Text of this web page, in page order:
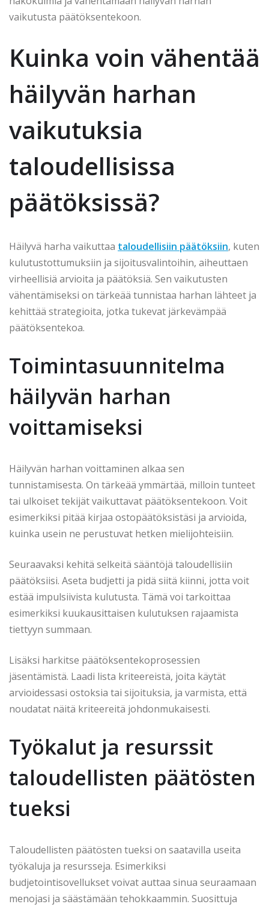
vaikutusta päätöksentekoon.
Kuinka voin vähentää
häilyvän harhan
vaikutuksia
taloudellisissa
päätöksissä?
Häilyvä harha vaikuttaa taloudellisiin päätöksiin, kuten
kulutustottumuksiin ja sijoitusvalintoihin, aiheuttaen
virheellisiä arvioita ja päätöksiä. Sen vaikutusten
vähentämiseksi on tärkeää tunnistaa harhan lähteet ja
kehittää strategioita, jotka tukevat järkevämpää
päätöksentekoa.
Toimintasuunnitelma
häilyvän harhan
voittamiseksi
Häilyvän harhan voittaminen alkaa sen
tunnistamisesta. On tärkeää ymmärtää, milloin tunteet
tai ulkoiset tekijät vaikuttavat päätöksentekoon. Voit
esimerkiksi pitää kirjaa ostopäätöksistäsi ja arvioida,
kuinka usein ne perustuvat hetken mielijohteisiin.
Seuraavaksi kehitä selkeitä sääntöjä taloudellisiin
päätöksiisi. Aseta budjetti ja pidä siitä kiinni, jotta voit
estää impulsiivista kulutusta. Tämä voi tarkoittaa
esimerkiksi kuukausittaisen kulutuksen rajaamista
tiettyyn summaan.
Lisäksi harkitse päätöksentekoprosessien
jäsentämistä. Laadi lista kriteereistä, joita käytät
arvioidessasi ostoksia tai sijoituksia, ja varmista, että
noudatat näitä kriteereitä johdonmukaisesti.
Työkalut ja resurssit
taloudellisten päätösten
tueksi
Taloudellisten päätösten tueksi on saatavilla useita
työkaluja ja resursseja. Esimerkiksi
budjetointisovellukset voivat auttaa sinua seuraamaan
menojasi ja säästämään tehokkaammin. Suosittuja